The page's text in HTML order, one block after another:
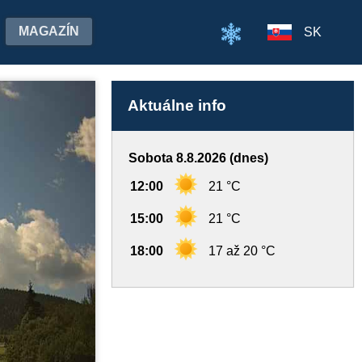
MAGAZÍN SK
Aktuálne info
Sobota 8.8.2026 (dnes)
12:00 21 °C
15:00 21 °C
18:00 17 až 20 °C